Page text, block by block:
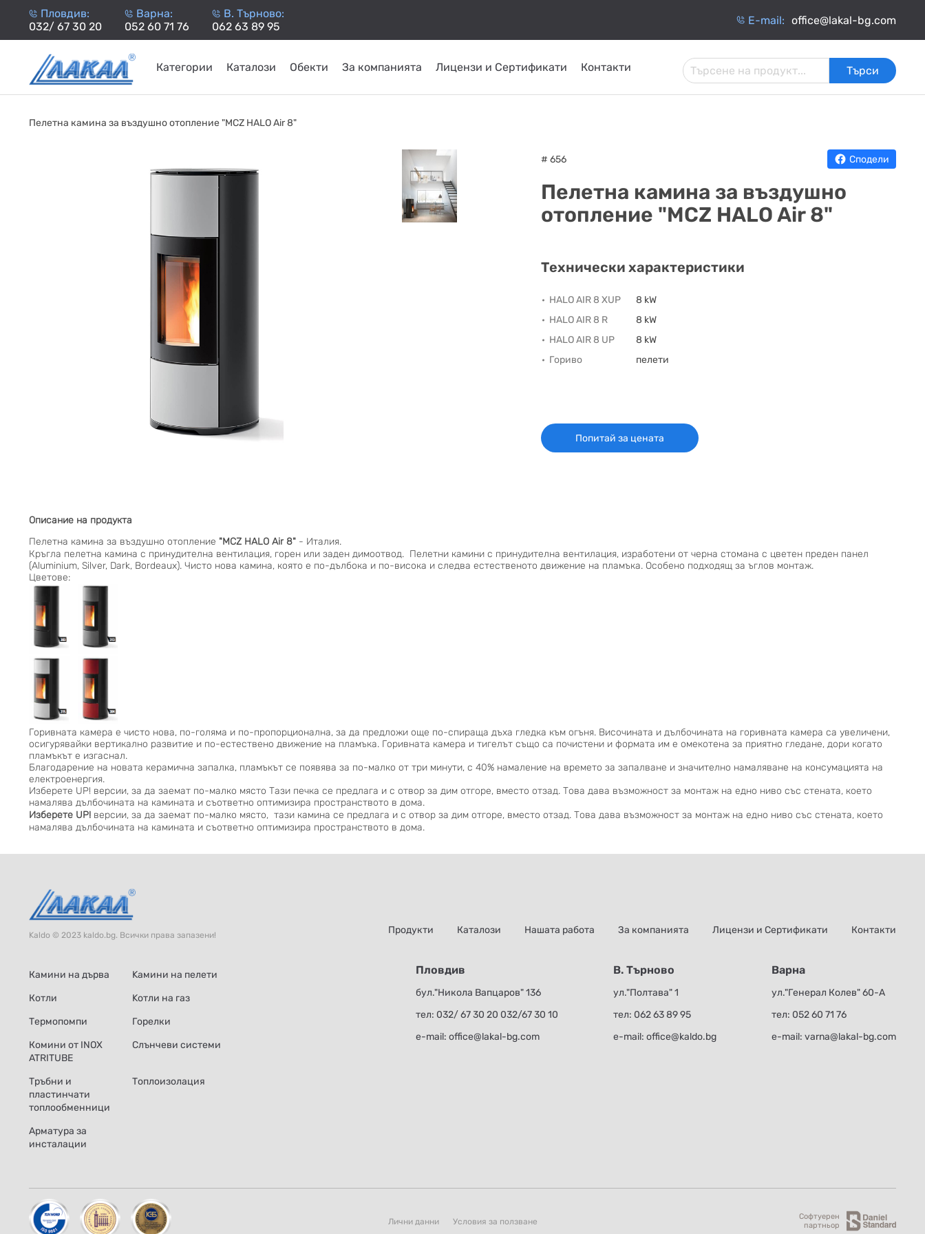
Пловдив:
032/ 67 30 20
Варна:
052 60 71 76
В. Търново:
062 63 89 95
Е-mail: office@lakal-bg.com
Категории
НА
НА
КОТЛИ
НА
ТЕРМОПОМПИ
Каталози Обекти За компанията Лицензи и Сертификати Контакти Търси
Пелетна камина за въздушно отопление "MCZ HALO Air 8"
# 656 Сподели
Пелетна камина за въздушно
отопление "MCZ HALO Air 8"
Технически характеристики
HALO AIR 8 XUP
8 kW
HALO AIR 8 R
8 kW
HALO AIR 8 UP
8 kW
Гориво
пелети
Попитай за цената
Описание на продукта
Пелетна камина за въздушно отопление "MCZ HALO Air 8" - Италия.
Кръгла пелетна камина с принудителна вентилация, горен или заден димоотвод. Пелетни камини с принудителна вентилация, изработени от черна стомана с цветен преден панел
(Aluminium, Silver, Dark, Bordeaux). Чисто нова камина, която е по-дълбока и по-висока и следва естественото движение на пламъка. Особено подходящ за ъглов монтаж.
Цветове:
Горивната камера е чисто нова, по-голяма и по-пропорционална, за да предложи още по-спираща дъха гледка към огъня. Височината и дълбочината на горивната камера са увеличени,
осигурявайки вертикално развитие и по-естествено движение на пламъка. Горивната камера и тигелът също са почистени и формата им е омекотена за приятно гледане, дори когато
пламъкът е изгаснал.
Благодарение на новата керамична запалка, пламъкът се появява за по-малко от три минути, с 40% намаление на времето за запалване и значително намаляване на консумацията на
електроенергия.
Изберете UP! версии, за да заемат по-малко място Тази печка се предлага и с отвор за дим отгоре, вместо отзад. Това дава възможност за монтаж на едно ниво със стената, което
намалява дълбочината на камината и съответно оптимизира пространството в дома.
Изберете UP! версии, за да заемат по-малко място, тази камина се предлага и с отвор за дим отгоре, вместо отзад. Това дава възможност за монтаж на едно ниво със стената, което
намалява дълбочината на камината и съответно оптимизира пространството в дома.
Kaldo © 2023 kaldo.bg. Всички права запазени!
Камини на дърва
Kамини на пелети
Котли
Kотли на газ
Термопомпи
Горелки
Комини от INOX
ATRITUBE
Слънчеви системи
Тръбни и
пластинчати
топлообменници
Топлоизолация
Арматура за
инсталации
Продукти Каталози Нашата работа За компанията Лицензи и Сертификати Контакти
Пловдив
бул."Никола Вапцаров" 136
тел: 032/ 67 30 20 032/67 30 10
е-mail: office@lakal-bg.com
В. Търново
ул."Полтава" 1
тел: 062 63 89 95
е-mail: office@kaldo.bg
Варна
ул."Генерал Колев" 60-А
тел: 052 60 71 76
е-mail: varna@lakal-bg.com
Лични данни Условия за ползване
Софтуерен
партньор